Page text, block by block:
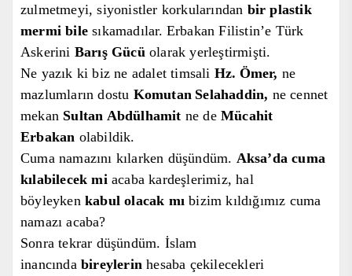
zulmetmeyi, siyonistler korkularından birplastik
mermi bile sıkamadılar. Erbakan Filistin’e Türk
Askerini Barış Gücü olarak yerleştirmişti.
Ne yazık ki biz ne adalet timsali Hz. Ömer, ne
mazlumların dostu Komutan Selahaddin, ne cennet
mekan Sultan Abdülhamit ne deMücahit
Erbakan olabildik.
Cuma namazını kılarken düşündüm. Aksa’da cuma
kılabilecek mi acabakardeşlerimiz,hal
böyleyken kabul olacak mı bizim kıldığımız cuma
namazıacaba?
Sonra tekrar düşündüm. İslam
inancında bireylerin hesaba çekilecekleri